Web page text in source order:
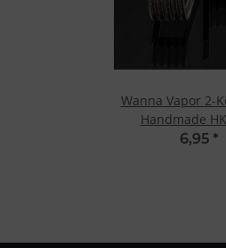
Wanna Vapor 2-
Handmade
V2A/NiCr
6,95 *